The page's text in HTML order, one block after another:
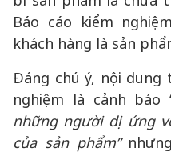
Mặc dù kết quả kiểm
dung này không được